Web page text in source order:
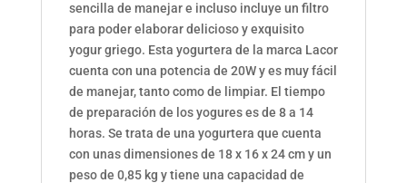
sencilla de manejar e incluso incluye un filtro
para poder elaborar delicioso y exquisito
yogur griego. Esta yogurtera de la marca Lacor
cuenta con una potencia de 20W y es muy fácil
de manejar, tanto como de limpiar. El tiempo
de preparación de los yogures es de 8 a 14
horas. Se trata de una yogurtera que cuenta
con unas dimensiones de 18 x 16 x 24 cm y un
peso de 0,85 kg y tiene una capacidad de